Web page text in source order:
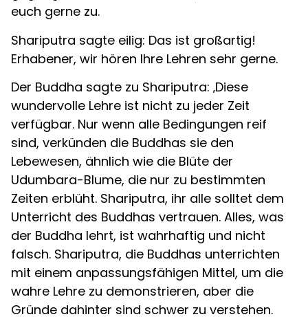
euch gerne zu.
Shariputra sagte eilig: Das ist großartig!
Erhabener, wir hören Ihre Lehren sehr gerne.
Der Buddha sagte zu Shariputra: ‚Diese
wundervolle Lehre ist nicht zu jeder Zeit
verfügbar. Nur wenn alle Bedingungen reif
sind, verkünden die Buddhas sie den
Lebewesen, ähnlich wie die Blüte der
Udumbara-Blume, die nur zu bestimmten
Zeiten erblüht. Shariputra, ihr alle solltet dem
Unterricht des Buddhas vertrauen. Alles, was
der Buddha lehrt, ist wahrhaftig und nicht
falsch. Shariputra, die Buddhas unterrichten
mit einem anpassungsfähigen Mittel, um die
wahre Lehre zu demonstrieren, aber die
Gründe dahinter sind schwer zu verstehen.